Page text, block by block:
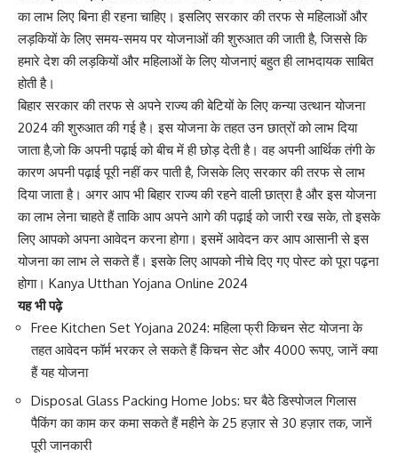
का लाभ लिए बिना ही रहना चाहिए। इसलिए सरकार की तरफ से महिलाओं और
लड़कियों के लिए समय-समय पर योजनाओं की शुरुआत की जाती है, जिससे कि
हमारे देश की लड़कियों और महिलाओं के लिए योजनाएं बहुत ही लाभदायक साबित
होती है।
बिहार सरकार की तरफ से अपने राज्य की बेटियों के लिए कन्या उत्थान योजना
2024 की शुरुआत की गई है। इस योजना के तहत उन छात्रों को लाभ दिया
जाता है,जो कि अपनी पढ़ाई को बीच में ही छोड़ देती है। वह अपनी आर्थिक तंगी के
कारण अपनी पढ़ाई पूरी नहीं कर पाती है, जिसके लिए सरकार की तरफ से लाभ
दिया जाता है। अगर आप भी बिहार राज्य की रहने वाली छात्रा है और इस योजना
का लाभ लेना चाहते हैं ताकि आप अपने आगे की पढ़ाई को जारी रख सके, तो इसके
लिए आपको अपना आवेदन करना होगा। इसमें आवेदन कर आप आसानी से इस
योजना का लाभ ले सकते हैं। इसके लिए आपको नीचे दिए गए पोस्ट को पूरा पढ़ना
होगा। Kanya Utthan Yojana Online 2024
यह भी पढ़े
Free Kitchen Set Yojana 2024: महिला फ्री किचन सेट योजना के
तहत आवेदन फॉर्म भरकर ले सकते हैं किचन सेट और 4000 रूपए, जानें क्या
हैं यह योजना
Disposal Glass Packing Home Jobs: घर बैठे डिस्पोजल गिलास
पैकिंग का काम कर कमा सकते हैं महीने के 25 हज़ार से 30 हज़ार तक, जानें
पूरी जानकारी